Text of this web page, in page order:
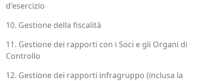
d'esercizio
10. Gestione della fiscalità
11. Gestione dei rapporti con i Soci e gli Organi di
Controllo
12. Gestione dei rapporti infragruppo (inclusa la